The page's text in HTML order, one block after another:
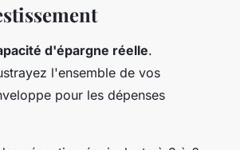
d'épargne réelle.
l'ensemble de vos
pour les dépenses